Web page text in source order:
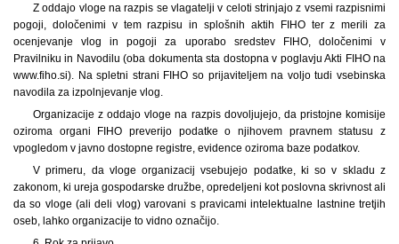
Z oddajo vloge na razpis se vlagatelji v celoti strinjajo z vsemi razpisnimi
pogoji, določenimi v tem razpisu in splošnih aktih FIHO ter z merili za
ocenjevanje vlog in pogoji za uporabo sredstev FIHO, določenimi v
Pravilniku in Navodilu (oba dokumenta sta dostopna v poglavju Akti FIHO na
www.fiho.si). Na spletni strani FIHO so prijaviteljem na voljo tudi vsebinska
navodila za izpolnjevanje vlog.
Organizacije z oddajo vloge na razpis dovoljujejo, da pristojne komisije
oziroma organi FIHO preverijo podatke o njihovem pravnem statusu z
vpogledom v javno dostopne registre, evidence oziroma baze podatkov.
V primeru, da vloge organizacij vsebujejo podatke, ki so v skladu z
zakonom, ki ureja gospodarske družbe, opredeljeni kot poslovna skrivnost ali
da so vloge (ali deli vlog) varovani s pravicami intelektualne lastnine tretjih
oseb, lahko organizacije to vidno označijo.